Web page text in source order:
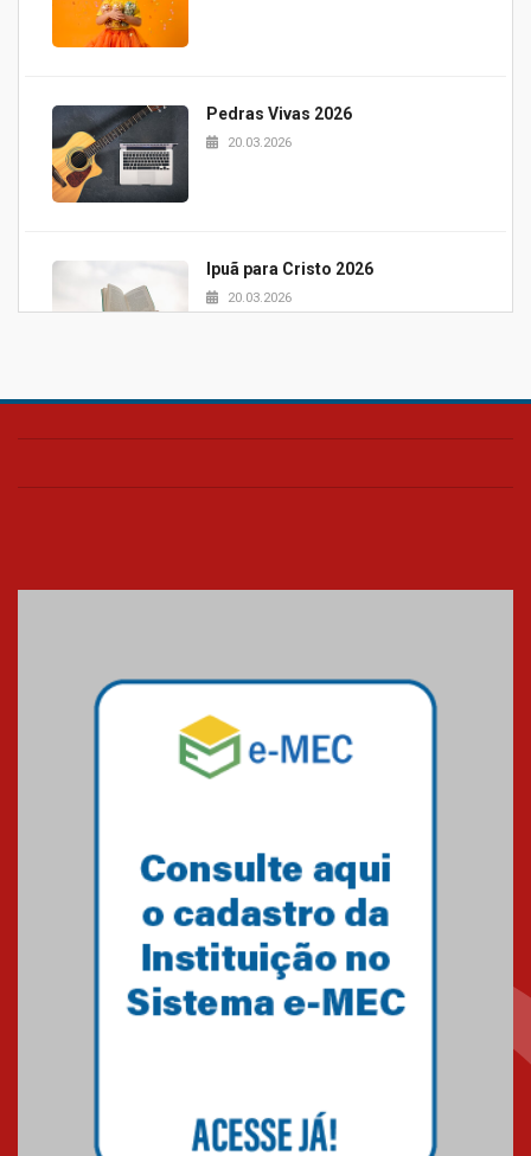
Pedras Vivas 2026
20.03.2026
Ipuã para Cristo 2026
20.03.2026
Blessing Kids 2026
23.03.2026
Amigos do IPCB
24.03.2026